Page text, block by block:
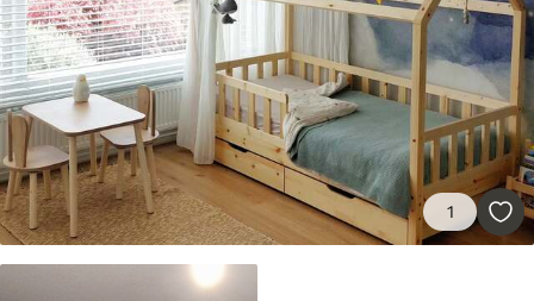
Materiales disponibles
Estándar
1508.33905 .00$U/m²
Premium
1808.331085.00$U/m²
1